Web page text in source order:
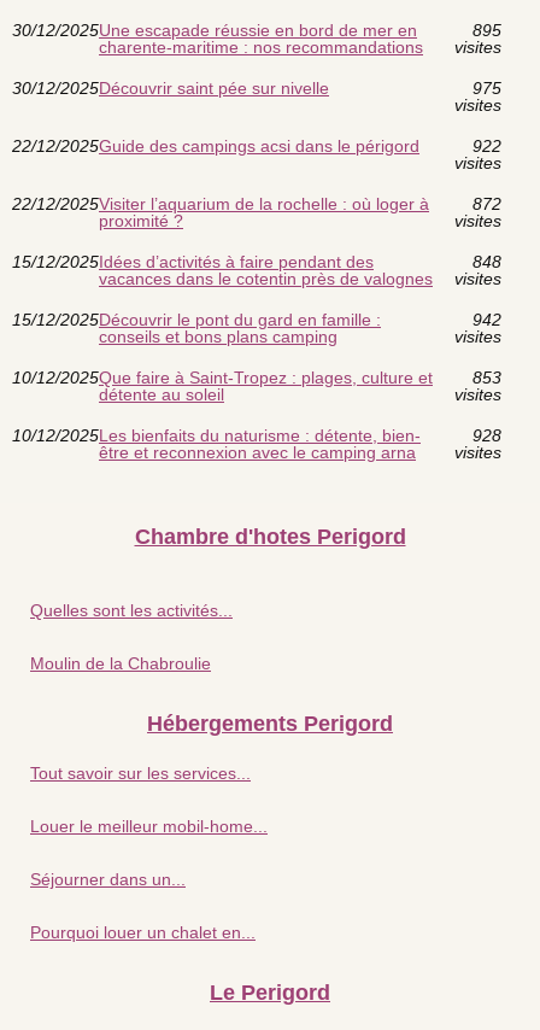
30/12/2025Une escapade réussie en bord de mer en
charente-maritime : nos recommandations
895
visites
30/12/2025Découvrir saint pée sur nivelle
975
visites
22/12/2025Guide des campings acsi dans le périgord
922
visites
22/12/2025Visiter l’aquarium de la rochelle : où loger à
proximité ?
872
visites
15/12/2025Idées d’activités à faire pendant des
vacances dans le cotentin près de valognes
848
visites
15/12/2025Découvrir le pont du gard en famille :
conseils et bons plans camping
942
visites
10/12/2025Que faire à Saint-Tropez : plages, culture et
détente au soleil
853
visites
10/12/2025Les bienfaits du naturisme : détente, bien-
être et reconnexion avec le camping arna
928
visites
Chambre d'hotes Perigord
Quelles sont les activités...
Moulin de la Chabroulie
Hébergements Perigord
Tout savoir sur les services...
Louer le meilleur mobil-home...
Séjourner dans un...
Pourquoi louer un chalet en...
Le Perigord